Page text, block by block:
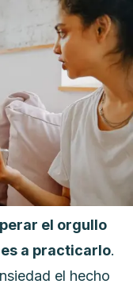
el orgullo
a practicarlo.
el hecho